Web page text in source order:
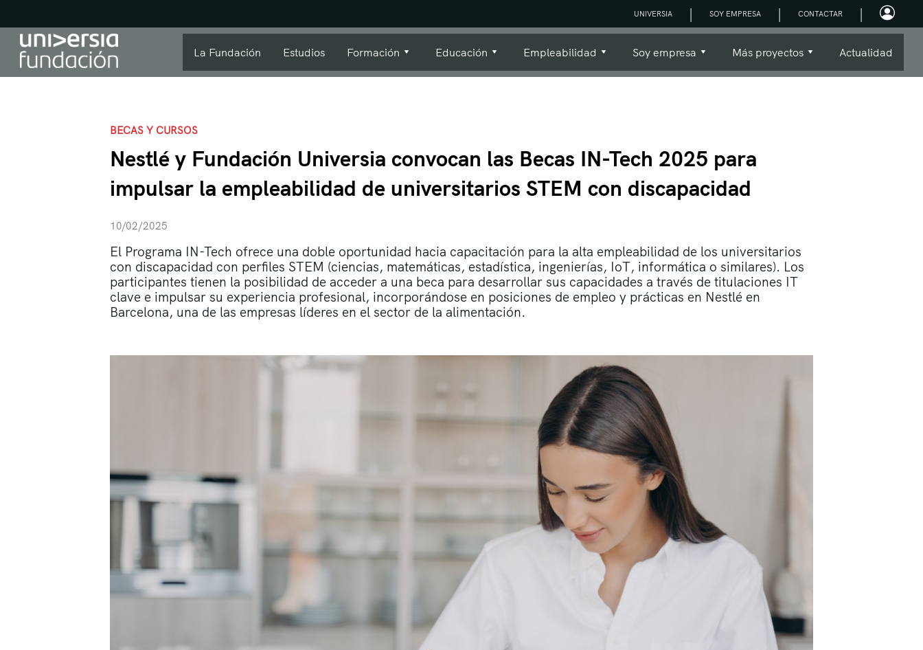
UNIVERSIA | SOY EMPRESA | CONTACTAR |
La Fundación Estudios Formación Educación Empleabilidad Soy empresa Más proyectos Actualidad
Nestlé y Fundación Universia convocan las Becas IN-Tech 2025 para
impulsar la empleabilidad de universitarios STEM con discapacidad
BECAS Y CURSOS
10/02/2025
El Programa IN-Tech ofrece una doble oportunidad hacia capacitación para la alta empleabilidad de los universitarios
con discapacidad con perfiles STEM (ciencias, matemáticas, estadística, ingenierías, IoT, informática o similares). Los
participantes tienen la posibilidad de acceder a una beca para desarrollar sus capacidades a través de titulaciones IT
clave e impulsar su experiencia profesional, incorporándose en posiciones de empleo y prácticas en Nestlé en
Barcelona, una de las empresas líderes en el sector de la alimentación.